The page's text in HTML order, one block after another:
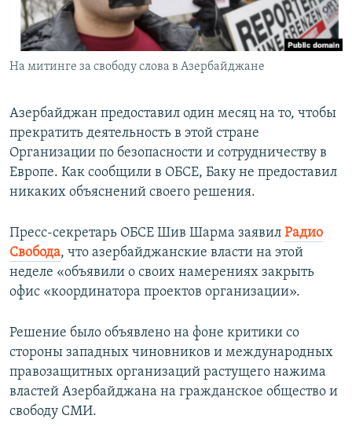
ПОБЕДИТЕЛЕЙ НЕ СУДЯТ?
КРЫМ.НЕПОКОРЕННЫЙ
ELIFBE
ПРИСОЕДИНЯЙТЕСЬ!
Все сайты RFE/RL
На митинге за свободу слова в Азербайджане
Азербайджан предоставил один месяц на то, чтобы
прекратить деятельность в этой стране
Организации по безопасности и сотрудничеству в
Европе. Как сообщили в ОБСЕ, Баку не предоставил
никаких объяснений своего решения.
Пресс-секретарь ОБСЕ Шив Шарма заявил Радио
Свобода, что азербайджанские власти на этой
неделе «объявили о своих намерениях закрыть
офис «координатора проектов организации».
Решение было объявлено на фоне критики со
стороны западных чиновников и международных
правозащитных организаций растущего нажима
властей Азербайджана на гражданское общество и
свободу СМИ.